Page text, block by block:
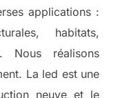
applications :
habitats,
Nous réalisons
La led est une
neuve et le